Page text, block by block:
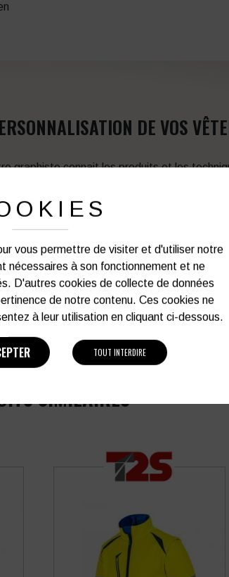
DE VOS
graphiste connait les produits et les
service afin d’optimiser votre support en
et de vos besoins d’image. Profitez
Vous souhaitez avoir plus
03 27 28 87 86
SIMILAIRES
vous permettre de visiter et d'utiliser notre
nécessaires à son fonctionnement et ne
D'autres cookies de collecte de données
de notre contenu. Ces cookies ne
à leur utilisation en cliquant ci-dessous.
TOUT INTERDIRE